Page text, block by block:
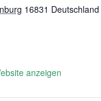
16831 Deutschland
anzeigen